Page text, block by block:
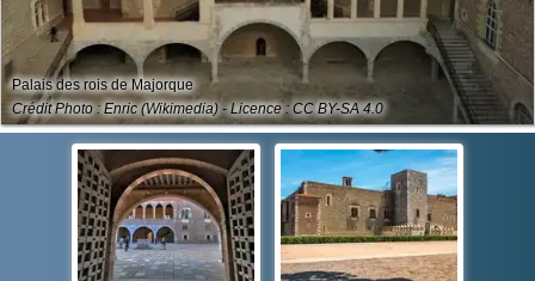
Palais des rois de Majorque
Crédit Photo : Enric (Wikimedia) - Licence : CC BY-SA 4.0